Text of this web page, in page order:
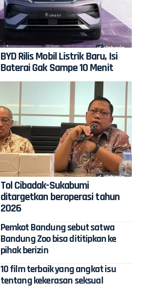
BYD Rilis Mobil Listrik Baru, Isi
Baterai Gak Sampe 10 Menit
Tol Cibadak-Sukabumi
ditargetkan beroperasi tahun
2026
Pemkot Bandung sebut satwa
Bandung Zoo bisa dititipkan ke
pihak berizin
10 film terbaik yang angkat isu
tentang kekerasan seksual